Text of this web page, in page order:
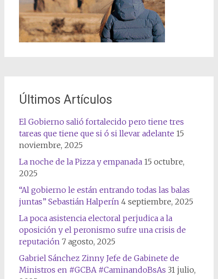
Últimos Artículos
El Gobierno salió fortalecido pero tiene tres
tareas que tiene que si ó si llevar adelante 15
noviembre, 2025
La noche de la Pizza y empanada 15 octubre,
2025
“Al gobierno le están entrando todas las balas
juntas” Sebastián Halperín 4 septiembre, 2025
La poca asistencia electoral perjudica a la
oposición y el peronismo sufre una crisis de
reputación 7 agosto, 2025
Gabriel Sánchez Zinny Jefe de Gabinete de
Ministros en #GCBA #CaminandoBsAs 31 julio,